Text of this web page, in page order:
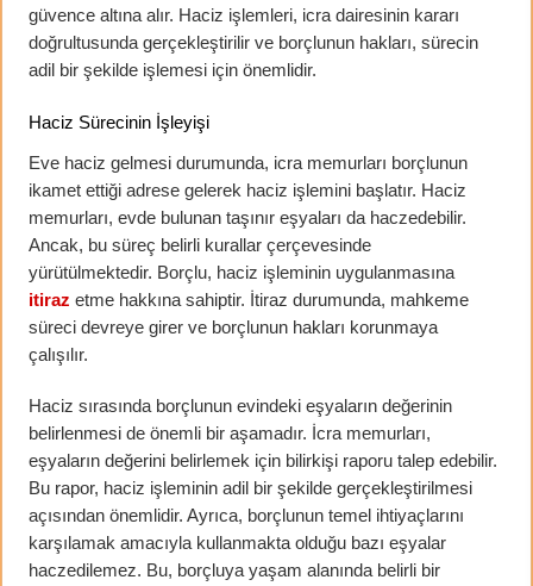
güvence altına alır. Haciz işlemleri, icra dairesinin kararı
doğrultusunda gerçekleştirilir ve borçlunun hakları, sürecin
adil bir şekilde işlemesi için önemlidir.
Haciz Sürecinin İşleyişi
Eve haciz gelmesi durumunda, icra memurları borçlunun
ikamet ettiği adrese gelerek haciz işlemini başlatır. Haciz
memurları, evde bulunan taşınır eşyaları da haczedebilir.
Ancak, bu süreç belirli kurallar çerçevesinde
yürütülmektedir. Borçlu, haciz işleminin uygulanmasına
itiraz etme hakkına sahiptir. İtiraz durumunda, mahkeme
süreci devreye girer ve borçlunun hakları korunmaya
çalışılır.
Haciz sırasında borçlunun evindeki eşyaların değerinin
belirlenmesi de önemli bir aşamadır. İcra memurları,
eşyaların değerini belirlemek için bilirkişi raporu talep edebilir.
Bu rapor, haciz işleminin adil bir şekilde gerçekleştirilmesi
açısından önemlidir. Ayrıca, borçlunun temel ihtiyaçlarını
karşılamak amacıyla kullanmakta olduğu bazı eşyalar
haczedilemez. Bu, borçluya yaşam alanında belirli bir